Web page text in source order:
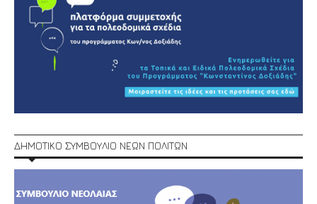
ΔΗΜΟΤΙΚΟ ΣΥΜΒΟΥΛΙΟ ΝΕΩΝ ΠΟΛΙΤΩΝ